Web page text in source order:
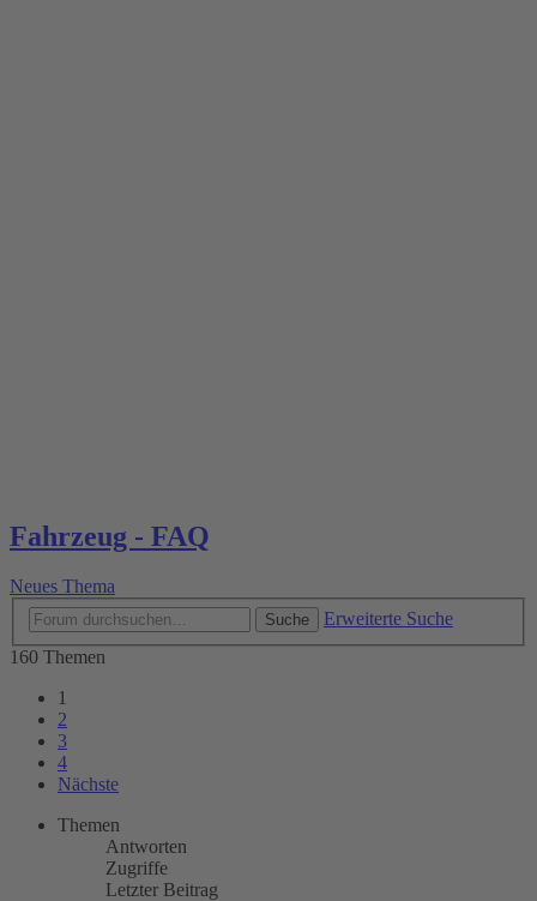
Fahrzeug - FAQ
Neues Thema
Suche
Erweiterte Suche
160 Themen
1
2
3
4
Nächste
Themen
Antworten
Zugriffe
Letzter Beitrag